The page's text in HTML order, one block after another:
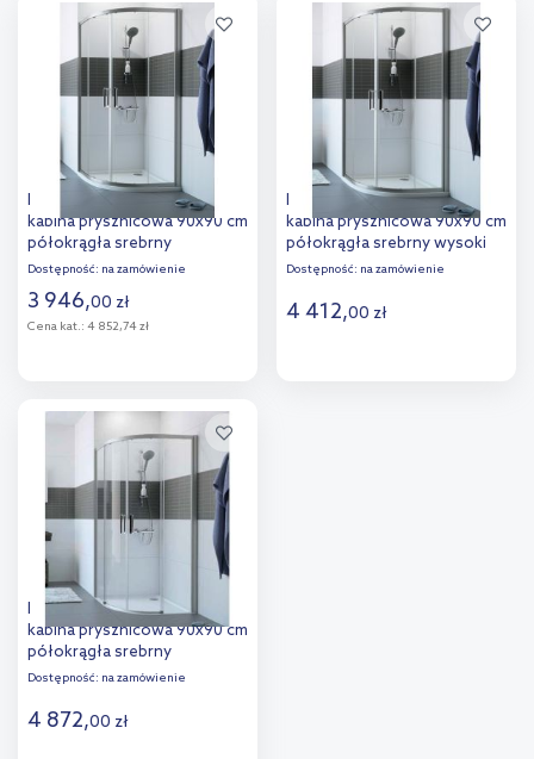
Hüppe Classics 2 1/4 koła
kabina prysznicowa 90x90 cm
półokrągła srebrny
mat/szkło przezroczyste
Dostępność: na zamówienie
3 946,00 zł
Cena kat.: 4 852,74 zł
Huppe Classics 2 1/4 koła
kabina prysznicowa 90x90 cm
półokrągła srebrny wysoki
połysk/szkło antiplaque
Dostępność: na zamówienie
4 412,00 zł
Huppe Classics 2 1/4 koła
kabina prysznicowa 90x90 cm
półokrągła srebrny
mat/szkło przezroczyste
Dostępność: na zamówienie
4 872,00 zł